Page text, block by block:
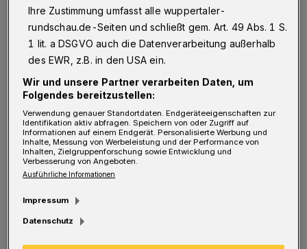
sei damals nicht zu denken gewesen, erzählt
er. „Ich musste direkt alles selbst machen.“
Für den gelernten Werkzeugmacher aus
Siebenbürgen in Rumänien war das kein
Problem. Schließlich hatte er in der alten
Heimat auch Haus, Hof und Garten in Schuss
gehalten. Mit seiner Frau und Tochter war er
als sogenannter „Aussiedler“ nach Wuppertal
Zeitungsannonce sofort seinen Traumjob.
Ihre Zustimmung umfasst alle wuppertaler-
rundschau.de-Seiten und schließt gem. Art. 49 Abs. 1 S.
1 lit. a DSGVO auch die Datenverarbeitung außerhalb
des EWR, z.B. in den USA ein.
Wir und unsere Partner verarbeiten Daten, um
Folgendes bereitzustellen:
Verwendung genauer Standortdaten. Endgeräteeigenschaften zur
Identifikation aktiv abfragen. Speichern von oder Zugriff auf
Informationen auf einem Endgerät. Personalisierte Werbung und
Inhalte, Messung von Werbeleistung und der Performance von
Inhalten, Zielgruppenforschung sowie Entwicklung und
Verbesserung von Angeboten.
Ausführliche Informationen
Impressum
Datenschutz